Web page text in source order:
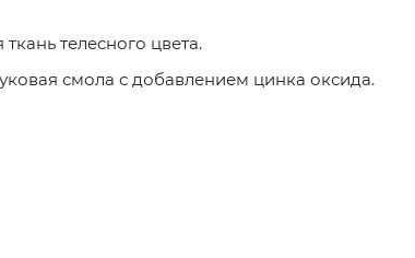
телесного цвета.
смола с добавлением цинка оксида.